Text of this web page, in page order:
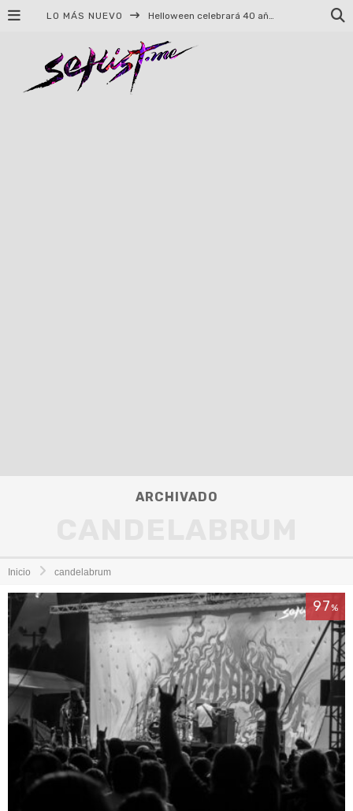
LO MÁS NUEVO Helloween celebrará 40 años de historia con conciertos en Ciudad de México y Guadalajara
ARCHIVADO
Inicio candelabrum
97%